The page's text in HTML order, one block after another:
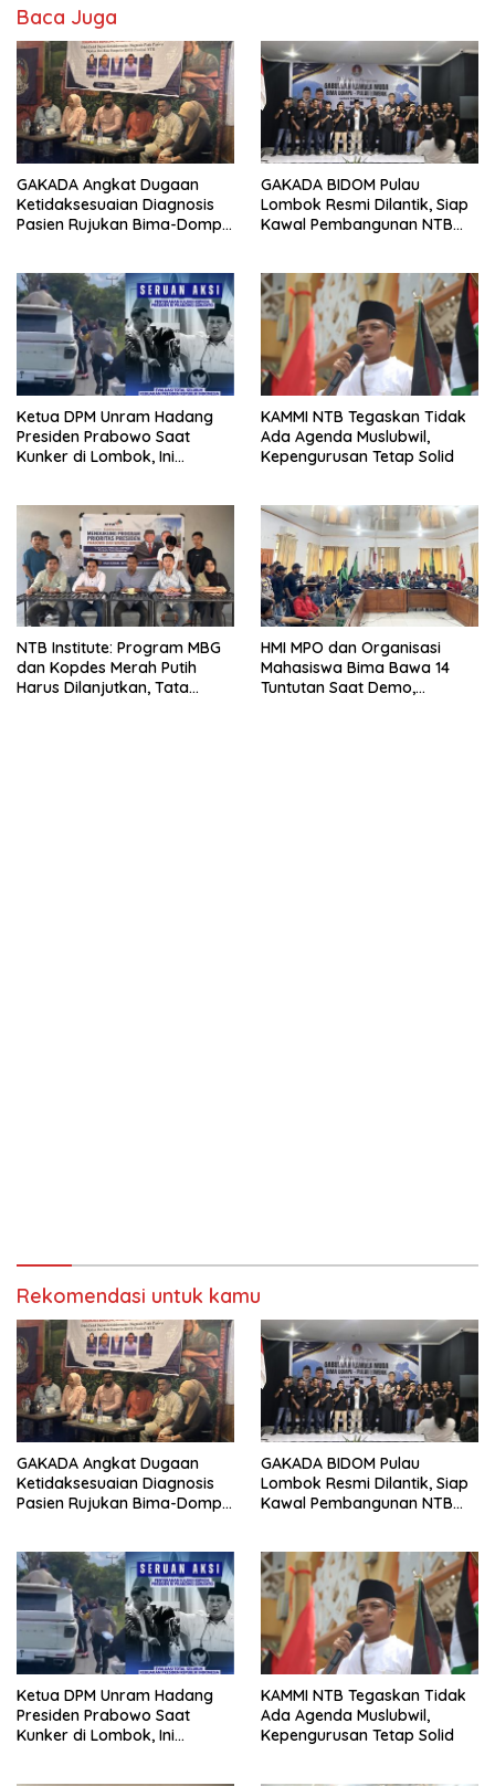
Baca Juga
GAKADA Angkat Dugaan
Ketidaksesuaian Diagnosis
Pasien Rujukan Bima-Dompu,
GAKADA BIDOM Pulau
Lombok Resmi Dilantik, Siap
Kawal Pembangunan NTB
Ketua DPM Unram Hadang
Presiden Prabowo Saat
Kunker di Lombok, Ini
KAMMI NTB Tegaskan Tidak
Ada Agenda Muslubwil,
Kepengurusan Tetap Solid
NTB Institute: Program MBG
dan Kopdes Merah Putih
Harus Dilanjutkan, Tata
HMI MPO dan Organisasi
Mahasiswa Bima Bawa 14
Tuntutan Saat Demo,
Rekomendasi untuk kamu
GAKADA Angkat Dugaan
Ketidaksesuaian Diagnosis
Pasien Rujukan Bima-Dompu,
GAKADA BIDOM Pulau
Lombok Resmi Dilantik, Siap
Kawal Pembangunan NTB
Ketua DPM Unram Hadang
Presiden Prabowo Saat
Kunker di Lombok, Ini
KAMMI NTB Tegaskan Tidak
Ada Agenda Muslubwil,
Kepengurusan Tetap Solid